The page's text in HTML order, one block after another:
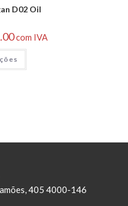
D02 Oil
com IVA
405 4000-146